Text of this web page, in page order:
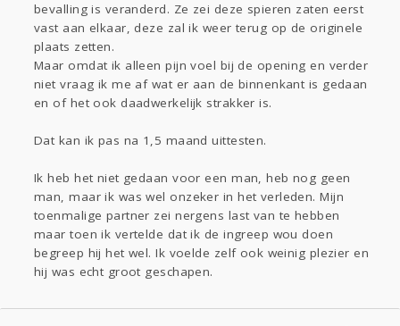
bevalling is veranderd. Ze zei deze spieren zaten eerst
vast aan elkaar, deze zal ik weer terug op de originele
plaats zetten.
Maar omdat ik alleen pijn voel bij de opening en verder
niet vraag ik me af wat er aan de binnenkant is gedaan
en of het ook daadwerkelijk strakker is.
Dat kan ik pas na 1,5 maand uittesten.
Ik heb het niet gedaan voor een man, heb nog geen
man, maar ik was wel onzeker in het verleden. Mijn
toenmalige partner zei nergens last van te hebben
maar toen ik vertelde dat ik de ingreep wou doen
begreep hij het wel. Ik voelde zelf ook weinig plezier en
hij was echt groot geschapen.